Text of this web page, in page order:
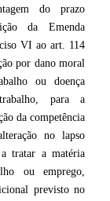
do prazo
da Emenda
VI ao art. 114
por dano moral
ou doença
para a
da competência
no lapso
tratar a matéria
ou emprego,
previsto no